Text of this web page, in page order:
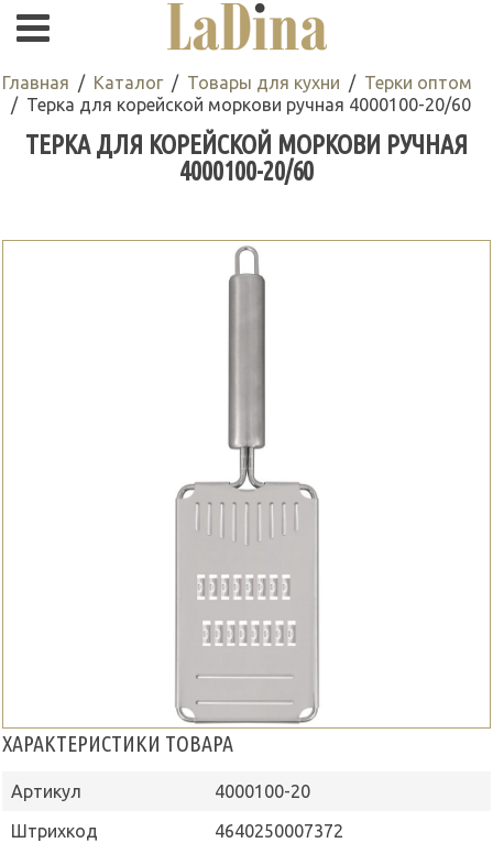
Главная Каталог Товары для кухни
Терки оптом
Терка для корейской моркови ручная 4000100-20/60
ТЕРКА ДЛЯ КОРЕЙСКОЙ МОРКОВИ РУЧНАЯ
4000100-20/60
ХАРАКТЕРИСТИКИ ТОВАРА
Артикул
4000100-20
Штрихкод
4640250007372